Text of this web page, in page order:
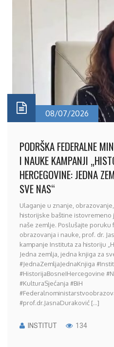
08/07/2026
PODRŠKA FEDERALNE
I NAUKE KAMPANJI
HERCEGOVINE: JEDNA
SVE NAS“
Ulaganje u znanje,
historijske baštine
naše zemlje. Poslušajte
obrazovanja i nauke, prof. dr.
kampanje Instituta za historiju
Jedna zemlja, jedna knjiga za
#JednaZemljaJednaKnjiga
#HistorijaBosneIHercegovine
#KulturaSjećanja #BiH
#prof.dr.JasnaDuraković [...]
INSTITUT 134